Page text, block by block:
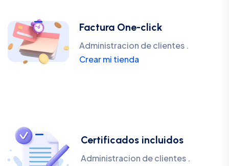
Factura One-click
Administracion de clientes .
Crear mi tienda
Certificados incluidos
Administracion de clientes .